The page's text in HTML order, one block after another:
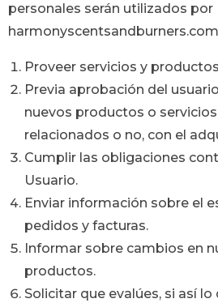
personales serán utilizados por
harmonyscentsandburners.com
Proveer servicios y
Previa aprobación del
nuevos productos o
relacionados o no, con el
Cumplir las obligaciones
Usuario.
Enviar información sobre el
pedidos y facturas.
Informar sobre cambios en
productos.
Solicitar que evalúes, si así